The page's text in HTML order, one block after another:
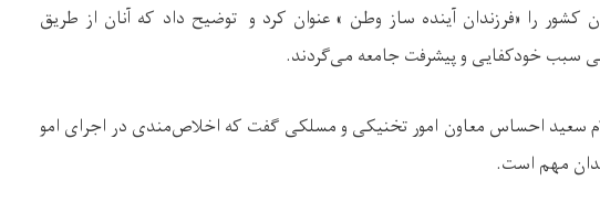
را «فرزندان آینده ساز وطن » عنوان کرد و توضیح داد که آنان از طریق
سبب خودکفایی و پیشرفت جامعه می‌گردند.
سعید احساس معاون امور تخنیکی و مسلکی گفت که اخلاص‌مندی در اجرای امو
مهم است.